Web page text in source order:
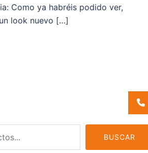
Como ya habréis podido ver,
look nuevo […]
BUSCAR